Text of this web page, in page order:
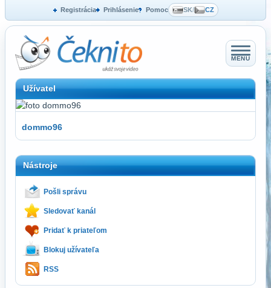
Registrácia Prihlásenie Pomoc SK/ CZ
MENU
Užívatel
dommo96
Nástroje
Pošli správu
Sledovať kanál
Pridať k priateľom
Blokuj užívateľa
RSS